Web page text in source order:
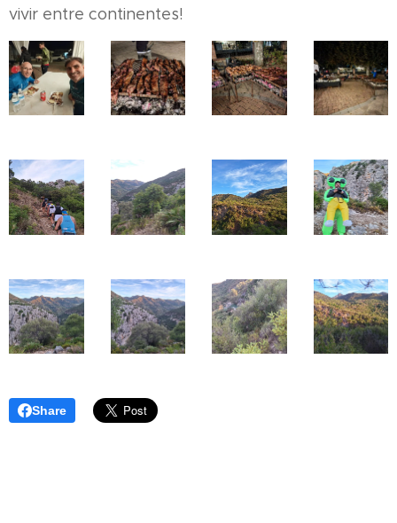
vivir entre continentes!
Share